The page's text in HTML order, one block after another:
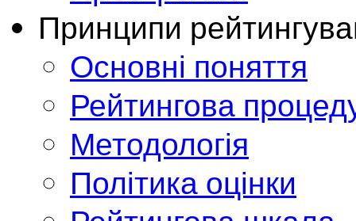
Принципи
Основні поняття
Рейтингова
Методологія
Політика оцінки